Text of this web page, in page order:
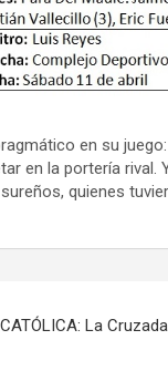
en su
en la portería
quienes
La